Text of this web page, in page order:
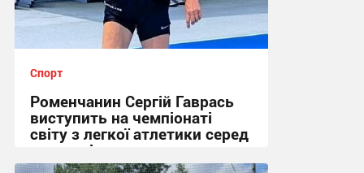
Спорт
Роменчанин Сергій Гаврась
виступить на чемпіонаті
світу з легкої атлетики серед
ветеранів